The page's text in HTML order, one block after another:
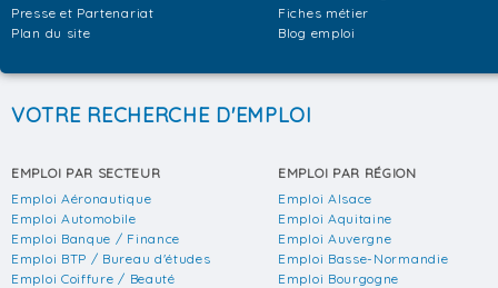
Presse et Partenariat
Plan du site
Fiches métier
Blog emploi
VOTRE RECHERCHE D'EMPLOI
EMPLOI PAR SECTEUR
Emploi Aéronautique
Emploi Automobile
Emploi Banque / Finance
Emploi BTP / Bureau d'études
Emploi Coiffure / Beauté
EMPLOI PAR RÉGION
Emploi Alsace
Emploi Aquitaine
Emploi Auvergne
Emploi Basse-Normandie
Emploi Bourgogne